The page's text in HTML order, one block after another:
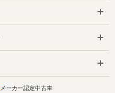
メーカー認定中古車